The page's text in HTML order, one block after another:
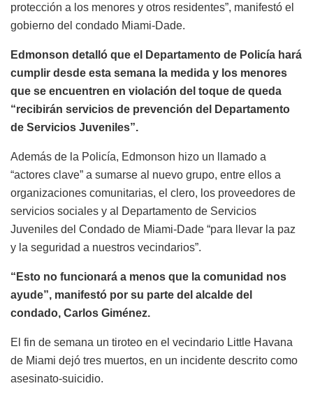
protección a los menores y otros residentes”, manifestó el
gobierno del condado Miami-Dade.
Edmonson detalló que el Departamento de Policía hará
cumplir desde esta semana la medida y los menores
que se encuentren en violación del toque de queda
“recibirán servicios de prevención del Departamento
de Servicios Juveniles”.
Además de la Policía, Edmonson hizo un llamado a
“actores clave” a sumarse al nuevo grupo, entre ellos a
organizaciones comunitarias, el clero, los proveedores de
servicios sociales y al Departamento de Servicios
Juveniles del Condado de Miami-Dade “para llevar la paz
y la seguridad a nuestros vecindarios”.
“Esto no funcionará a menos que la comunidad nos
ayude”, manifestó por su parte del alcalde del
condado, Carlos Giménez.
El fin de semana un tiroteo en el vecindario Little Havana
de Miami dejó tres muertos, en un incidente descrito como
asesinato-suicidio.